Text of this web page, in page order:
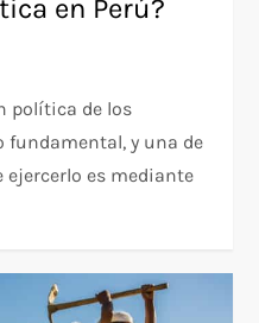
en Perú?
política de los
fundamental, y una de
es mediante